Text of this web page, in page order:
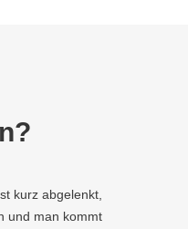
kurz abgelenkt,
und man kommt